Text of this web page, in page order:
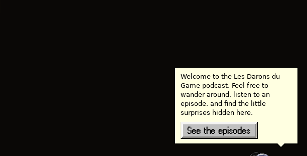
Welcome to the Les Darons du
Game podcast. Feel free to
wander around, listen to an
episode, and find the little
surprises hidden here.
See the episodes